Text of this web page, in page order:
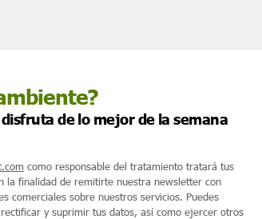
de lo mejor de la semana
como responsable del tratamiento tratará tus
la finalidad de remitirte nuestra newsletter con
comerciales sobre nuestros servicios. Puedes
rectificar y suprimir tus datos, así como ejercer otros